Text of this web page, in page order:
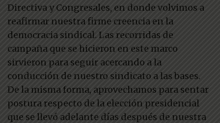
Directiva y Congresales, en donde volvimos a
reafirmar nuestra firme creencia en la
democracia sindical. Las recorridas de
campaña que se hicieron en este marco
sirvieron para seguir acercando a la
conducción de nuestro sindicato a las bases.
De la misma forma, aprovechamos para sentar
postura respecto de la elección presidencial
que se llevó adelante días después de nuestra